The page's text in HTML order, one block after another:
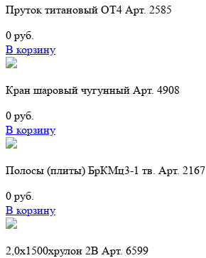
Пруток титановый ОТ4 Арт. 2585
0 руб.
В корзину
Кран шаровый чугунный Арт. 4908
0 руб.
В корзину
Полосы (плиты) БрКМц3-1 тв. Арт. 2167
0 руб.
В корзину
2,0х1500хрулон 2B Арт. 6599